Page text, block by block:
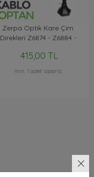
Zerpa Optik Kare Çim
Direkleri Z6874 - Z6884 -
415,00 TL
min. 1 adet sipariş